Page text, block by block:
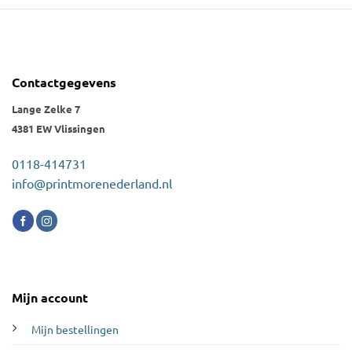
Contactgegevens
Lange Zelke 7
4381 EW Vlissingen
0118-414731
info@printmorenederland.nl
Mijn account
Mijn bestellingen